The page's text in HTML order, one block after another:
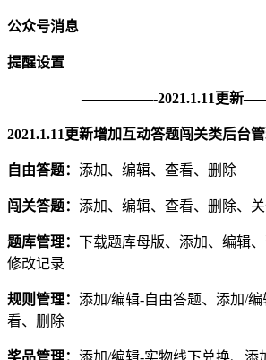
公众号消息
提醒设置
—————-2021.1.11更新
2021.1.11更新增加互动答题闯关类后台
自由答题： 添加、编辑、查看、删除
闯关答题： 添加、编辑、查看、删除、
题库管理： 下载题库母版、添加、编辑、
修改记录
规则管理： 添加/编辑-自由答题、添加/
看、删除